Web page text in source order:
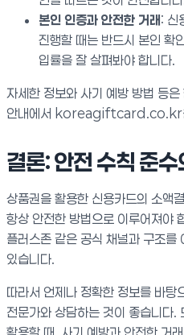
본인 인증과 안전한 거래: 신
진행할 때는 반드시 본인 확
입률을 잘 살펴봐야 합니다.
자세한 정보와 사기 예방 방법 등
안내에서 koreagiftcard.co.kr
결론: 안전 수칙 준
상품권을 활용한 신용카드의 소액
항상 안전한 방법으로 이루어져야
플러스존 같은 공식 채널과 구조를
있습니다.
따라서 언제나 정확한 정보를 바탕
전문가와 상담하는 것이 좋습니다.